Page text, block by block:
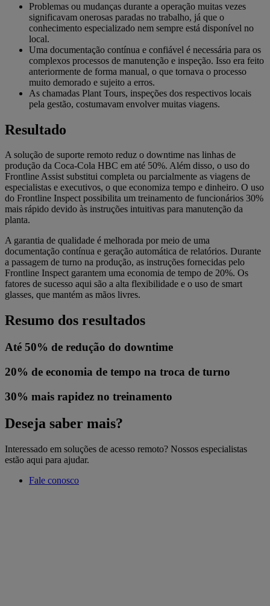
Problemas ou mudanças durante a operação muitas vezes
significavam onerosas paradas no trabalho, já que o
conhecimento especializado nem sempre está disponível no
local.
Uma documentação contínua e confiável é necessária para os
complexos processos de manutenção e inspeção. Isso era feito
anteriormente de forma manual, o que tornava o processo
muito demorado e sujeito a erros.
As chamadas Plant Tours, inspeções dos respectivos locais
pela gestão, costumavam envolver muitas viagens.
Resultado
A solução de suporte remoto reduz o downtime nas linhas de
produção da Coca-Cola HBC em até 50%. Além disso, o uso do
Frontline Assist substitui completa ou parcialmente as viagens de
especialistas e executivos, o que economiza tempo e dinheiro. O uso
do Frontline Inspect possibilita um treinamento de funcionários 30%
mais rápido devido às instruções intuitivas para manutenção da
planta.
A garantia de qualidade é melhorada por meio de uma
documentação contínua e geração automática de relatórios. Durante
a passagem de turno na produção, as instruções fornecidas pelo
Frontline Inspect garantem uma economia de tempo de 20%. Os
fatores de sucesso aqui são a alta flexibilidade e o uso de smart
glasses, que mantém as mãos livres.
Resumo dos resultados
Até 50% de redução do downtime
20% de economia de tempo na troca de turno
30% mais rapidez no treinamento
Deseja saber mais?
Interessado em soluções de acesso remoto? Nossos especialistas
estão aqui para ajudar.
Fale conosco